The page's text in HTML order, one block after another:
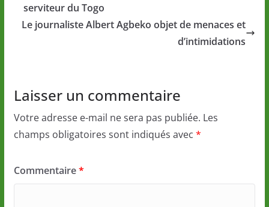
serviteur du Togo
Le journaliste Albert Agbeko objet de menaces et
d’intimidations
Laisser un commentaire
Votre adresse e-mail ne sera pas publiée. Les
champs obligatoires sont indiqués avec *
Commentaire*